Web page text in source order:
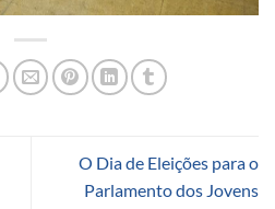
O Dia de Eleições para o
Parlamento dos Jovens